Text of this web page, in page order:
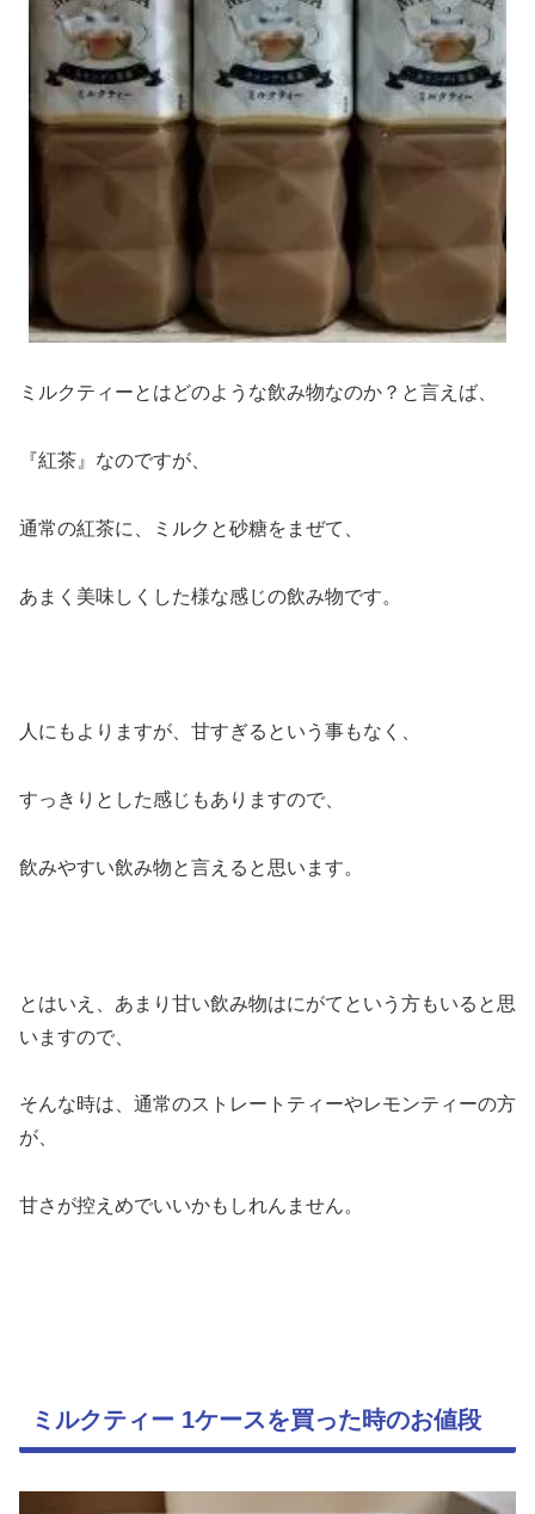
ミルクティーとはどのような飲み物なのか？と言えば、
『紅茶』なのですが、
通常の紅茶に、ミルクと砂糖をまぜて、
あまく美味しくした様な感じの飲み物です。
人にもよりますが、甘すぎるという事もなく、
すっきりとした感じもありますので、
飲みやすい飲み物と言えると思います。
とはいえ、あまり甘い飲み物はにがてという方もいると思
いますので、
そんな時は、通常のストレートティーやレモンティーの方
が、
甘さが控えめでいいかもしれんません。
ミルクティー 1ケースを買った時のお値段